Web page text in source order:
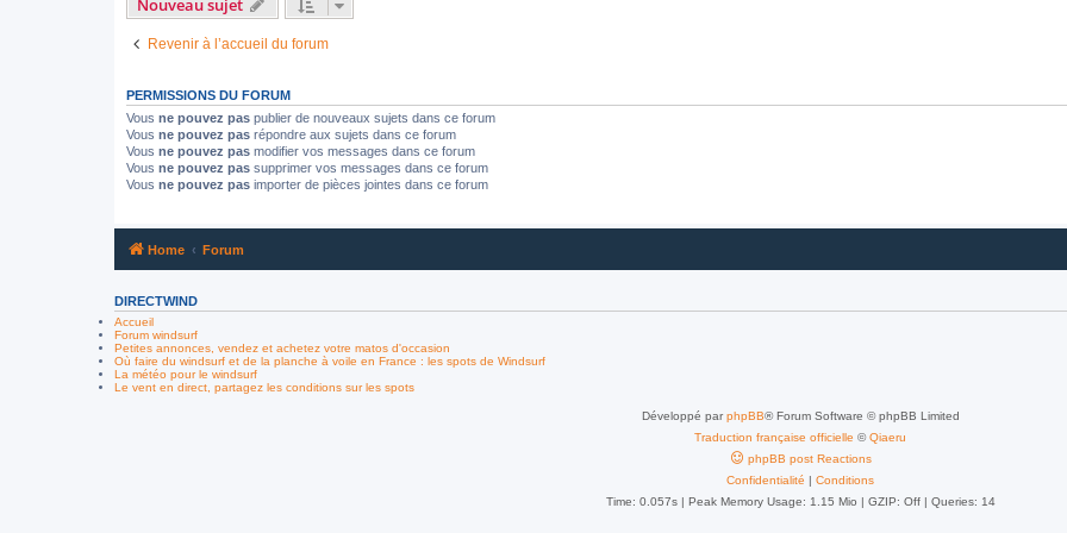
Revenir à l’accueil du forum
PERMISSIONS DU FORUM
Vous ne pouvez pas publier de nouveaux sujets dans ce forum
Vous ne pouvez pas répondre aux sujets dans ce forum
Vous ne pouvez pas modifier vos messages dans ce forum
Vous ne pouvez pas supprimer vos messages dans ce forum
Vous ne pouvez pas importer de pièces jointes dans ce forum
Home Forum
DIRECTWIND
Accueil
Forum windsurf
Petites annonces, vendez et achetez votre matos d'occasion
Où faire du windsurf et de la planche à voile en France : les spots de Windsurf
La météo pour le windsurf
Le vent en direct, partagez les conditions sur les spots
Développé parphpBB® Forum Software © phpBB Limited
Traduction française officielle ©Qiaeru
phpBB post Reactions
Confidentialité | Conditions
Time: 0.057s| Peak Memory Usage: 1.15 Mio | GZIP: Off | Queries: 14